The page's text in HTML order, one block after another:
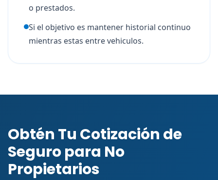
o prestados.
Si el objetivo es mantener historial continuo
mientras estas entre vehiculos.
Obtén Tu Cotización de
Seguro para No
Propietarios